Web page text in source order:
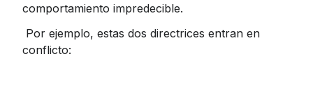
comportamiento impredecible.
conflicto: